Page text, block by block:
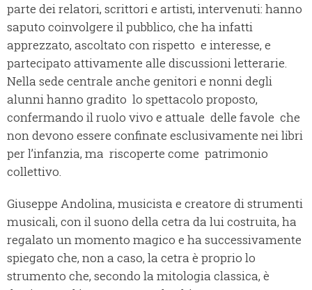
parte dei relatori, scrittori e artisti, intervenuti: hanno
saputo coinvolgere il pubblico, che ha infatti
apprezzato, ascoltato con rispetto e interesse, e
partecipato attivamente alle discussioni letterarie.
Nella sede centrale anche genitori e nonni degli
alunni hanno gradito lo spettacolo proposto,
confermando il ruolo vivo e attuale delle favole che
non devono essere confinate esclusivamente nei libri
per l’infanzia, ma riscoperte come patrimonio
collettivo.
Giuseppe Andolina, musicista e creatore di strumenti
musicali, con il suono della cetra da lui costruita, ha
regalato un momento magico e ha successivamente
spiegato che, non a caso, la cetra è proprio lo
strumento che, secondo la mitologia classica, è